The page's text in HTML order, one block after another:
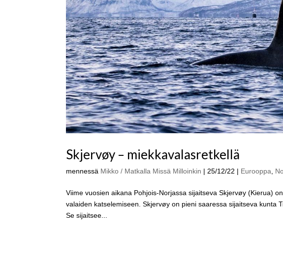
Skjervøy – miekkavalasretkellä
mennessä Mikko / Matkalla Missä Milloinkin | 25/12/22 | Eurooppa
Viime vuosien aikana Pohjois-Norjassa sijaitseva Skjervøy (Kierua)
valaiden katselemiseen. Skjervøy on pieni saaressa sijaitseva kunta
Se sijaitsee...